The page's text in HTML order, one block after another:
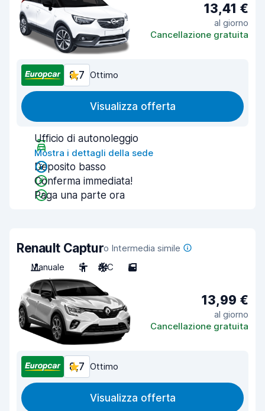
13,41 €
al giorno
Cancellazione gratuita
8,7 Ottimo
Visualizza offerta
Ufficio di autonoleggio
Mostra i dettagli della sede
Deposito basso
Conferma immediata!
Paga una parte ora
Renault Capturo Intermedia simile
Manuale
5 A/C 5
13,99 €
al giorno
Cancellazione gratuita
8,7 Ottimo
Visualizza offerta